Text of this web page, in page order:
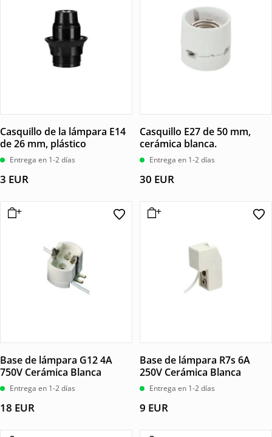
Casquillo de la lámpara E14
de 26 mm, plástico
Entrega en 1-2 días
3 EUR
Casquillo E27 de 50 mm,
cerámica blanca.
Entrega en 1-2 días
30 EUR
Base de lámpara G12 4A
750V Cerámica Blanca
Entrega en 1-2 días
18 EUR
Base de lámpara R7s 6A
250V Cerámica Blanca
Entrega en 1-2 días
9 EUR